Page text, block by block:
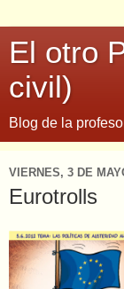
El otro
civil)
Blog de la
VIERNES, 3 DE
Eurotrolls